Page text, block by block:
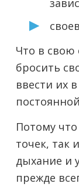
Что в свою
бросить
ввести их
Потому
точек, так
дыхание и
прежде